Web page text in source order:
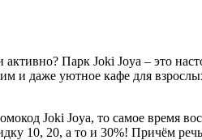
Парк Joki Joya – это
и даже уютное кафе для
Joki Joya, то самое время
10, 20, а то и 30%! Причём